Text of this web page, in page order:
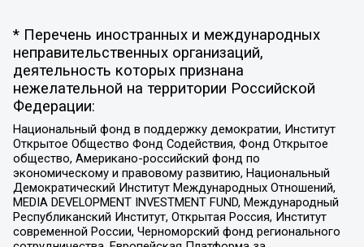
* Перечень иностранных и международных
неправительственных организаций,
деятельность которых признана
нежелательной на территории Российской
Федерации:
Национальный фонд в поддержку демократии, Институт
Открытое Общество Фонд Содействия, Фонд Открытое
общество, Американо-российский фонд по
экономическому и правовому развитию, Национальный
Демократический Институт Международных Отношений,
MEDIA DEVELOPMENT INVESTMENT FUND, Международный
Республиканский Институт, Открытая Россия, Институт
современной России, Черноморский фонд регионального